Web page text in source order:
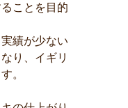
ことを目的
績が少ない
り、イギリ
。